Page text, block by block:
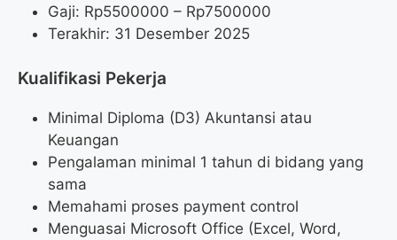
Gaji: Rp5500000 – Rp7500000
Terakhir: 31 Desember 2025
Kualifikasi Pekerja
Minimal Diploma (D3) Akuntansi atau
Keuangan
Pengalaman minimal 1 tahun di bidang yang
sama
Memahami proses payment control
Menguasai Microsoft Office (Excel, Word,